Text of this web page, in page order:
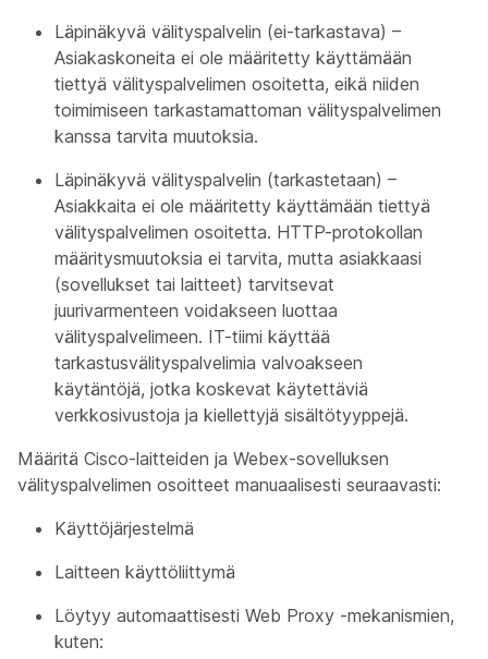
Läpinäkyvä välityspalvelin (ei-tarkastava) –
Asiakaskoneita ei ole määritetty käyttämään
tiettyä välityspalvelimen osoitetta, eikä niiden
toimimiseen tarkastamattoman välityspalvelimen
kanssa tarvita muutoksia.
Läpinäkyvä välityspalvelin (tarkastetaan) –
Asiakkaita ei ole määritetty käyttämään tiettyä
välityspalvelimen osoitetta. HTTP-protokollan
määritysmuutoksia ei tarvita, mutta asiakkaasi
(sovellukset tai laitteet) tarvitsevat
juurivarmenteen voidakseen luottaa
välityspalvelimeen. IT-tiimi käyttää
tarkastusvälityspalvelimia valvoakseen
käytäntöjä, jotka koskevat käytettäviä
verkkosivustoja ja kiellettyjä sisältötyyppejä.
Määritä Cisco-laitteiden ja Webex-sovelluksen
välityspalvelimen osoitteet manuaalisesti seuraavasti:
Käyttöjärjestelmä
Laitteen käyttöliittymä
Löytyy automaattisesti Web Proxy -mekanismien,
kuten: